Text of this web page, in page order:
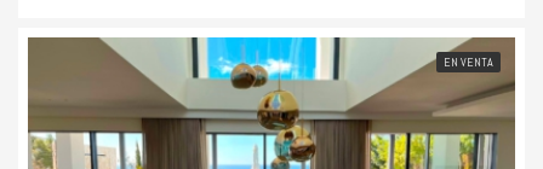
EN VENTA